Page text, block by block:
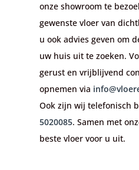
onze showroom te
gewenste vloer van
u ook advies geven om
uw huis uit te zoeken.
gerust en vrijblijvend
opnemen via
Ook zijn wij telefonisch
5020085. Samen met
beste vloer voor u uit.